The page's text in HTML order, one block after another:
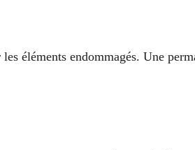
éléments endommagés. Une